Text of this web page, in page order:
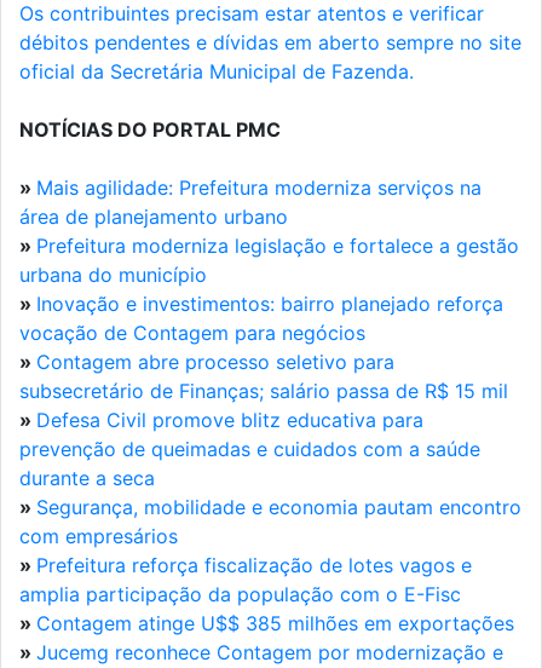
Os contribuintes precisam estar atentos e verificar
débitos pendentes e dívidas em aberto sempre no site
oficial da Secretária Municipal de Fazenda.
NOTÍCIAS DO PORTAL PMC
» Mais agilidade: Prefeitura moderniza serviços na
área de planejamento urbano
» Prefeitura moderniza legislação e fortalece a gestão
urbana do município
» Inovação e investimentos: bairro planejado reforça
vocação de Contagem para negócios
» Contagem abre processo seletivo para
subsecretário de Finanças; salário passa de R$ 15 mil
» Defesa Civil promove blitz educativa para
prevenção de queimadas e cuidados com a saúde
durante a seca
» Segurança, mobilidade e economia pautam encontro
com empresários
» Prefeitura reforça fiscalização de lotes vagos e
amplia participação da população com o E-Fisc
» Contagem atinge U$$ 385 milhões em exportações
» Jucemg reconhece Contagem por modernização e